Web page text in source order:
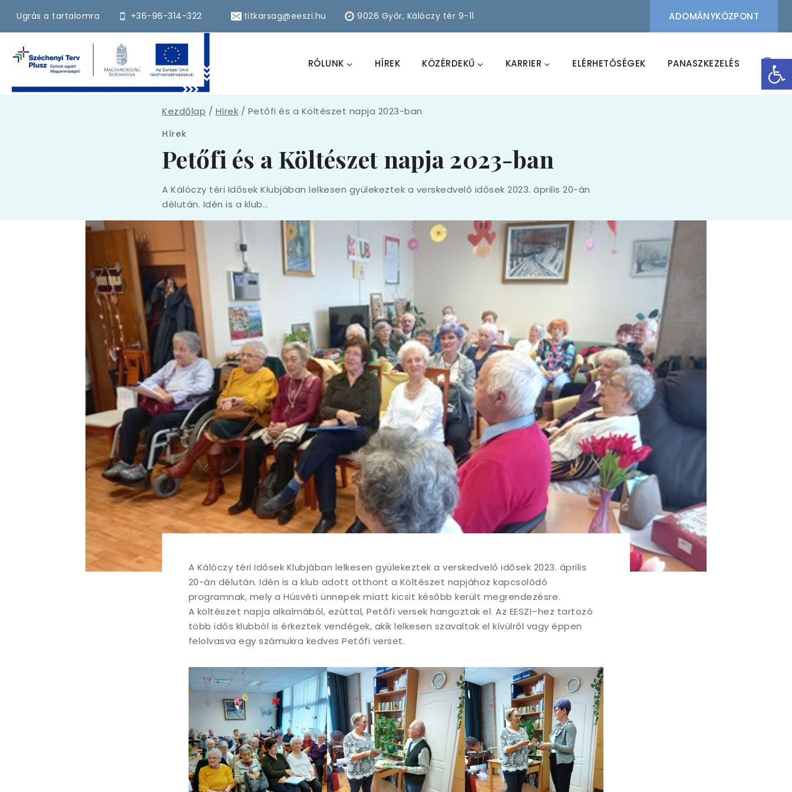
content
Ugrás a tartalomra +36-96-314-322 titkarsag@eeszi.hu 9026 Győr, Kálóczy tér 9-11 ADOMÁNYKÖZPONT
RÓLUNK HÍREK KÖZÉRDEKŰ KARRIER ELÉRHETŐSÉGEK PANASZKEZELÉS
Kezdőlap / Hírek / Petőfi és a Költészet napja 2023-ban
Hírek
Petőfi és a Költészet napja 2023-ban
A Kálóczy téri Idősek Klubjában lelkesen gyülekeztek a verskedvelő idősek 2023. április 20-án
délután. Idén is a klub…
A Kálóczy téri Idősek Klubjában lelkesen gyülekeztek a verskedvelő idősek 2023. április
20-án délután. Idén is a klub adott otthont a Költészet napjához kapcsolódó
programnak, mely a Húsvéti ünnepek miatt kicsit később került megrendezésre.
A költészet napja alkalmából, ezúttal, Petőfi versek hangoztak el. Az EESZI–hez tartozó
több idős klubból is érkeztek vendégek, akik lelkesen szavaltak el kívülről vagy éppen
felolvasva egy számukra kedves Petőfi verset.